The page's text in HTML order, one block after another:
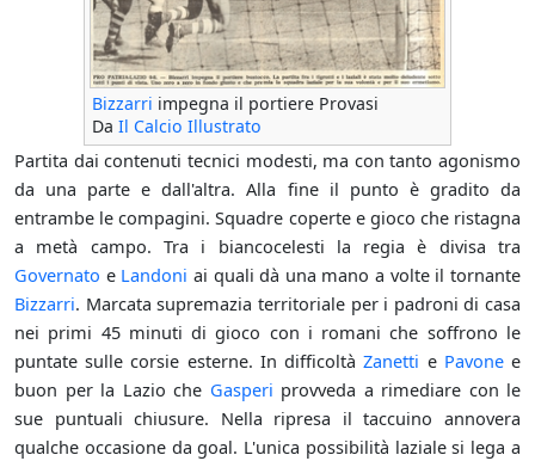
Bizzarri impegna il portiere Provasi
Da Il Calcio Illustrato
Partita dai contenuti tecnici modesti, ma con tanto agonismo
da una parte e dall'altra. Alla fine il punto è gradito da
entrambe le compagini. Squadre coperte e gioco che ristagna
a metà campo. Tra i biancocelesti la regia è divisa tra
Governato e Landoni ai quali dà una mano a volte il tornante
Bizzarri. Marcata supremazia territoriale per i padroni di casa
nei primi 45 minuti di gioco con i romani che soffrono le
puntate sulle corsie esterne. In difficoltàZanetti e Pavonee
buon per la Lazio che Gasperi provveda a rimediare con le
sue puntuali chiusure. Nella ripresa il taccuino annovera
qualche occasione da goal. L'unica possibilità laziale si lega a